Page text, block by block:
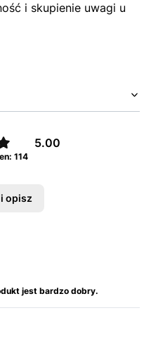
i skupienie uwagi u
5.00
114
opisz
jest bardzo dobry.